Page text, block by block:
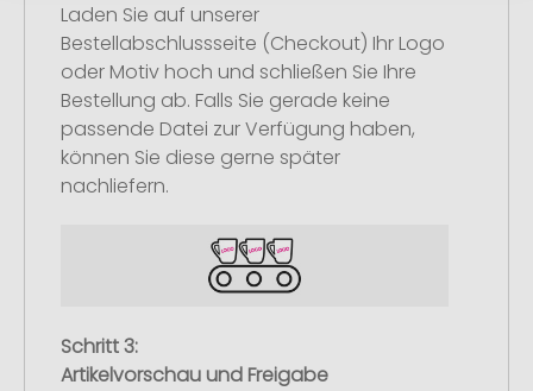
Laden Sie auf unserer
Bestellabschlussseite (Checkout) Ihr Logo
oder Motiv hoch und schließen Sie Ihre
Bestellung ab. Falls Sie gerade keine
passende Datei zur Verfügung haben,
können Sie diese gerne später
nachliefern.
Schritt 3:
Artikelvorschau und Freigabe